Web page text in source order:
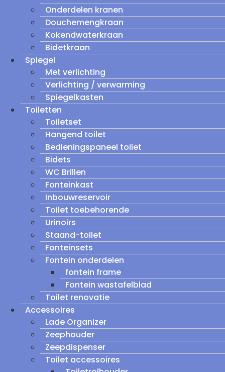
Onderdelen kranen
Douchemengkraan
Kokendwaterkraan
Bidetkraan
Spiegel
Met verlichting
Verlichting / verwarming
Spiegelkasten
Toiletten
Toiletset
Hangend toilet
Bedieningspaneel toilet
Bidets
WC Brillen
Fonteinkast
Inbouwreservoir
Toilet toebehorende
Urinoirs
Staand-toilet
Fonteinsets
Fontein onderdelen
fontein frame
Fontein wastafelblad
Toilet renovatie
Accessoires
Lade Organizer
Zeephouder
Zeepdispenser
Toilet accessoires